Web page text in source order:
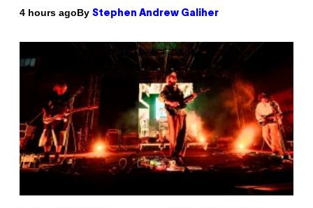
4 hours agoBy Stephen Andrew Galiher